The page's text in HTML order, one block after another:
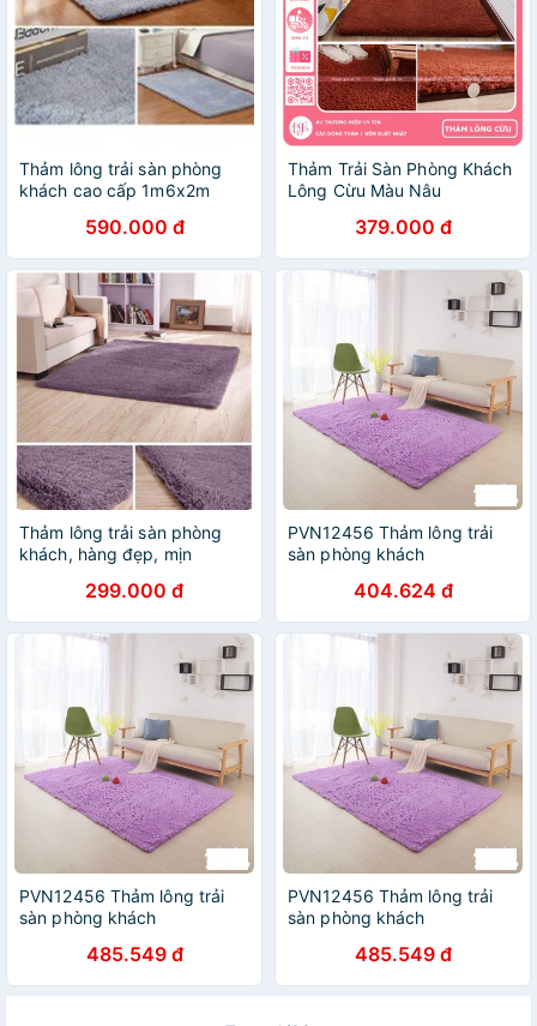
Thảm lông trải sàn phòng
khách cao cấp 1m6x2m
590.000 đ
Thảm Trải Sàn Phòng Khách
Lông Cừu Màu Nâu
379.000 đ
Thảm lông trải sàn phòng
khách, hàng đẹp, mịn
299.000 đ
PVN12456 Thảm lông trải
sàn phòng khách
404.624 đ
PVN12456 Thảm lông trải
sàn phòng khách
485.549 đ
PVN12456 Thảm lông trải
sàn phòng khách
485.549 đ